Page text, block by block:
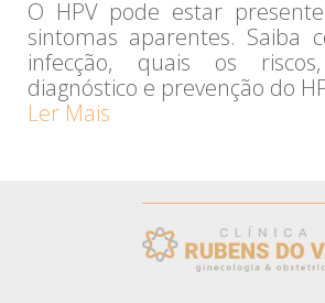
O HPV pode estar
sintomas aparentes. Saiba
infecção, quais os
diagnóstico e prevenção do
Ler Mais